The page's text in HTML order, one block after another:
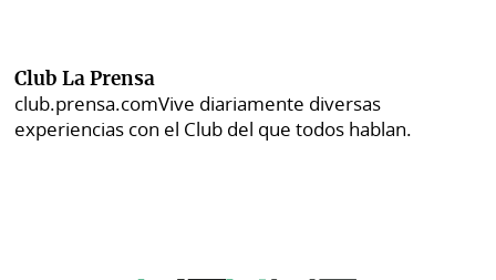
Club La Prensa
club.prensa.comVive diariamente diversas
experiencias con el Club del que todos hablan.